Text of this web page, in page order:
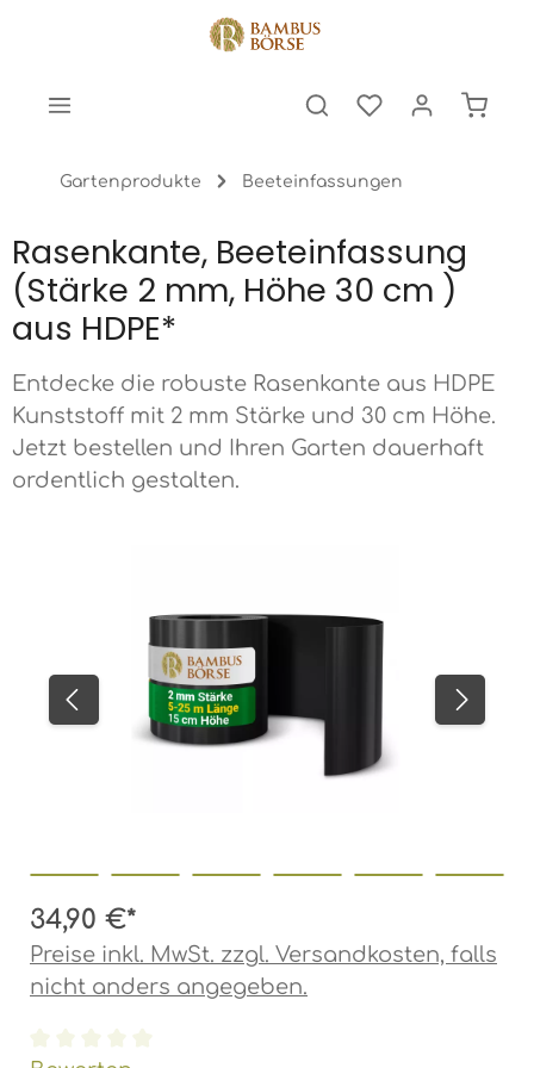
Gartenprodukte Beeteinfassungen
Rasenkante, Beeteinfassung
(Stärke 2 mm, Höhe 30 cm )
aus HDPE*
Entdecke die robuste Rasenkante aus HDPE
Kunststoff mit 2 mm Stärke und 30 cm Höhe.
Jetzt bestellen und Ihren Garten dauerhaft
ordentlich gestalten.
34,90 €*
Preise inkl. MwSt. zzgl. Versandkosten, falls
nicht anders angegeben.